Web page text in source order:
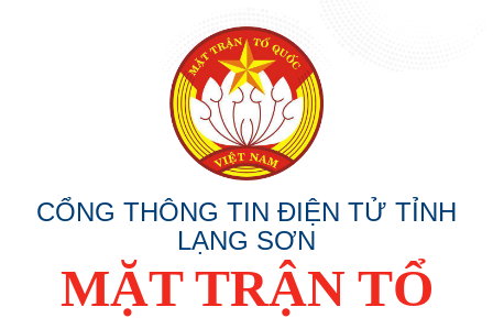
CỔNG THÔNG TIN ĐIỆN TỬ TỈNH
LẠNG SƠN
MẶT TRẬN TỔ